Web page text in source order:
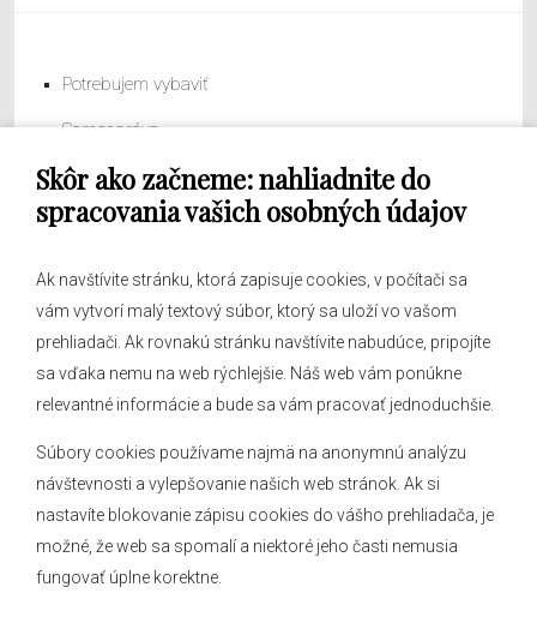
Skôr ako začneme: nahliadnite do
spracovania vašich osobných údajov
Ak navštívite stránku, ktorá zapisuje cookies, v počítači sa
vám vytvorí malý textový súbor, ktorý sa uloží vo vašom
prehliadači. Ak rovnakú stránku navštívite nabudúce, pripojíte
sa vďaka nemu na web rýchlejšie. Náš web vám ponúkne
relevantné informácie a bude sa vám pracovať jednoduchšie.
Súbory cookies používame najmä na anonymnú analýzu
návštevnosti a vylepšovanie našich web stránok. Ak si
nastavíte blokovanie zápisu cookies do vášho prehliadača, je
možné, že web sa spomalí a niektoré jeho časti nemusia
fungovať úplne korektne.
Potrebujem vybaviť
Samospráva
Obecný úrad
O obci
Hlásenia obecného rozhlasu
Kontakt
Mapa stránok